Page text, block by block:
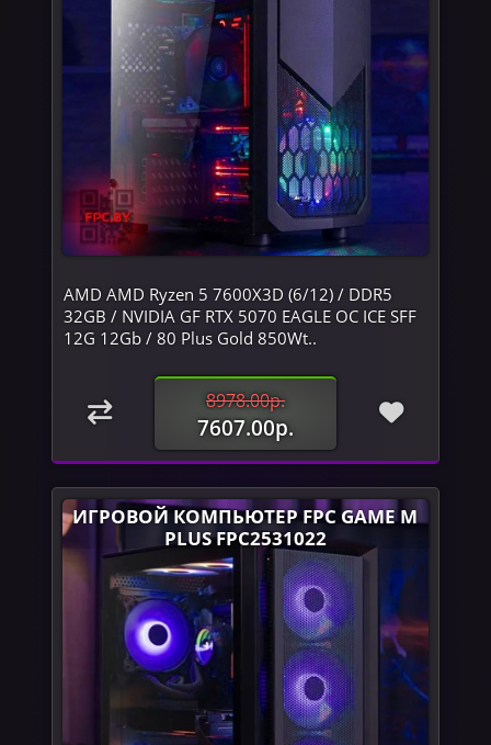
AMD AMD Ryzen 5 7600X3D (6/12) / DDR5
32GB / NVIDIA GF RTX 5070 EAGLE OC ICE SFF
12G 12Gb / 80 Plus Gold 850Wt..
8978.00р.
7607.00р.
ИГРОВОЙ КОМПЬЮТЕР FPC GAME M
PLUS FPC2531022